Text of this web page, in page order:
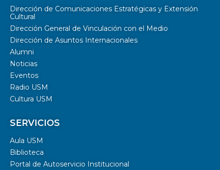
Dirección de Comunicaciones Estratégicas y Extensión
Cultural
Dirección General de Vinculación con el Medio
Dirección de Asuntos Internacionales
Alumni
Noticias
Eventos
Radio USM
Cultura USM
SERVICIOS
Aula USM
Biblioteca
Portal de Autoservicio Institucional